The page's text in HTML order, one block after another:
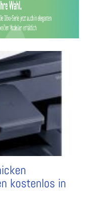
kostenlos in